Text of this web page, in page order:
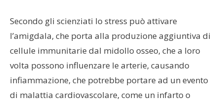
Secondo gli scienziati lo stress può attivare
l’amigdala, che porta alla produzione aggiuntiva di
cellule immunitarie dal midollo osseo, che a loro
volta possono influenzare le arterie, causando
infiammazione, che potrebbe portare ad un evento
di malattia cardiovascolare, come un infarto o